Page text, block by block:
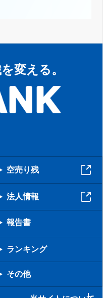
変える。
空売り残
法人情報
報告書
ランキング
その他